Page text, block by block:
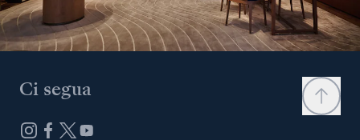
Ci segua